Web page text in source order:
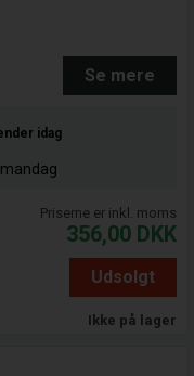
Se mere
idag
Priserne er inkl. moms
356,00 DKK
Udsolgt
Ikke på lager